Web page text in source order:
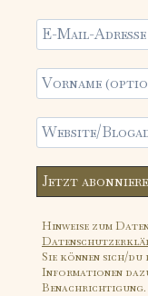
Hinweise zum
Sie können sich/
Informationen
Benachrichtigung.